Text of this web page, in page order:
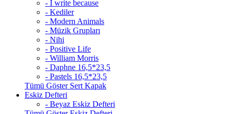
- I write because
- Kediler
- Modern Animals
- Müzik Grupları
- Nihi
- Positive Life
- William Morris
- Daphne 16,5*23,5
- Pastels 16,5*23,5
Tümü Göster Sert Kapak
Eskiz Defteri
- Beyaz Eskiz Defteri